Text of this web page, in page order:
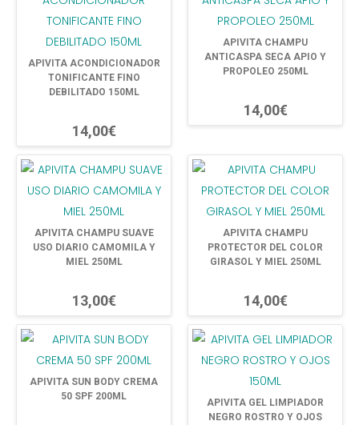
APIVITA ACONDICIONADOR
TONIFICANTE FINO
DEBILITADO 150ML
14,00€
APIVITA CHAMPU
ANTICASPA SECA APIO Y
PROPOLEO 250ML
14,00€
APIVITA CHAMPU SUAVE
USO DIARIO CAMOMILA Y
MIEL 250ML
13,00€
APIVITA CHAMPU
PROTECTOR DEL COLOR
GIRASOL Y MIEL 250ML
14,00€
APIVITA SUN BODY CREMA
50 SPF 200ML
APIVITA GEL LIMPIADOR
NEGRO ROSTRO Y OJOS